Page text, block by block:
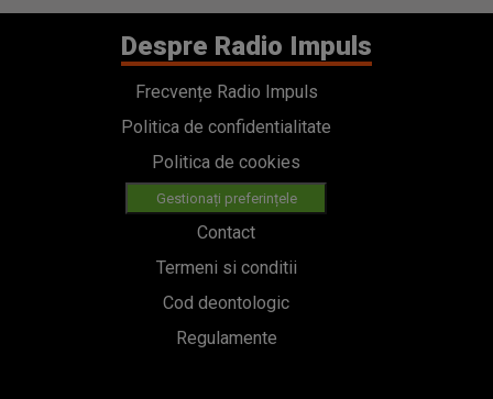
Despre Radio Impuls
Frecvențe Radio Impuls
Politica de confidentialitate
Politica de cookies
Gestionați preferințele
Contact
Termeni si conditii
Cod deontologic
Regulamente